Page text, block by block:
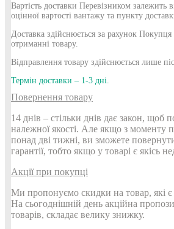
Вартість доставки Перевізником залежить
оцінної вартості вантажу та пункту
Доставка здійснюється за рахунок Покупця
отриманні товару.
Відправлення товару здійснюється лише
Термін доставки – 1-3 дні.
Повернення товару
14 днів – стільки днів дає закон, щоб
належної якості. Але якщо з моменту
понад дві тижні, ви зможете
гарантії, тобто якщо у товарі є якісь
Акції при покупці
Ми пропонуємо скидки на товар, які є
На сьогоднішній день акційна
товарів, складає велику знижку.